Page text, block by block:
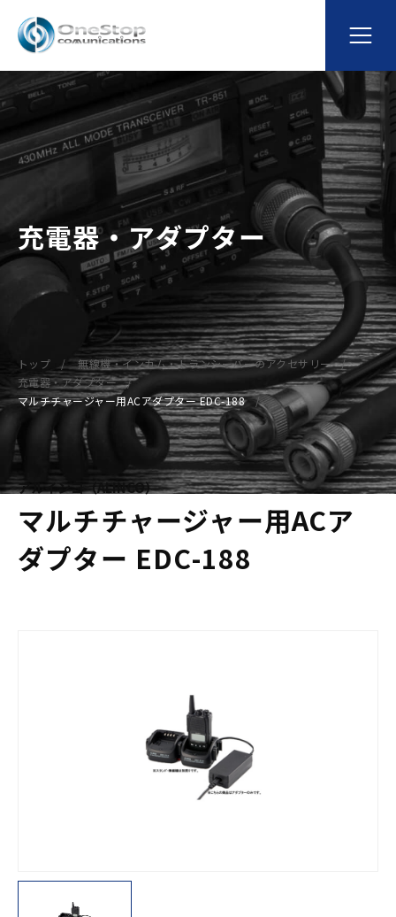
充電器・アダプター
トップ
無線機・インカム・トランシーバーのアクセサリー
充電器・アダプター
マルチチャージャー用ACアダプター EDC-188
アルインコ（ALINCO）
マルチチャージャー用ACア
ダプター EDC-188